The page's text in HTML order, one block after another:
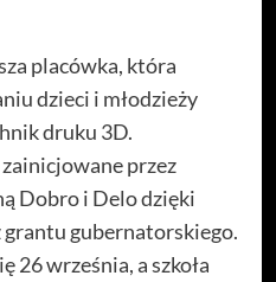
placówka, która
dzieci i młodzieży
druku 3D.
przez
Dobro i Delo dzięki
gubernatorskiego.
26 września, a szkoła